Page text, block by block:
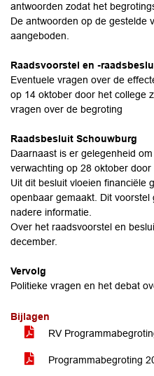
antwoorden zodat het
De antwoorden op de gestelde
aangeboden.
Raadsvoorstel en -
Eventuele vragen over de
op 14 oktober door het college
vragen over de begroting
Raadsbesluit Schouwburg
Daarnaast is er gelegenheid
verwachting op 28 oktober
Uit dit besluit vloeien financiële
openbaar gemaakt. Dit
nadere informatie.
Over het raadsvoorstel en
december.
Vervolg
Politieke vragen en het debat
Bijlagen
RV
Programmabegroting